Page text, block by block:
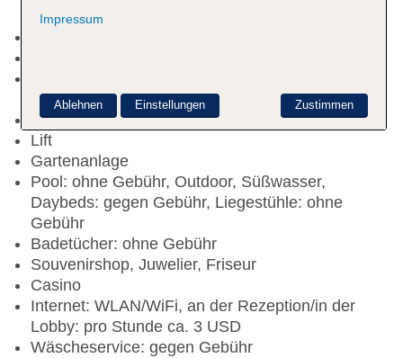
Gebühr, pro Tag ca. 60 USD
Rezeption, Geldwechsel möglich, Hotelsafe
Lift
Gartenanlage
Pool: ohne Gebühr, Outdoor, Süßwasser,
Daybeds: gegen Gebühr, Liegestühle: ohne
Gebühr
Badetücher: ohne Gebühr
Souvenirshop, Juwelier, Friseur
Casino
Internet: WLAN/WiFi, an der Rezeption/in der
Lobby: pro Stunde ca. 3 USD
Wäscheservice: gegen Gebühr
Impressum
Zustimmen
Ablehnen Einstellungen